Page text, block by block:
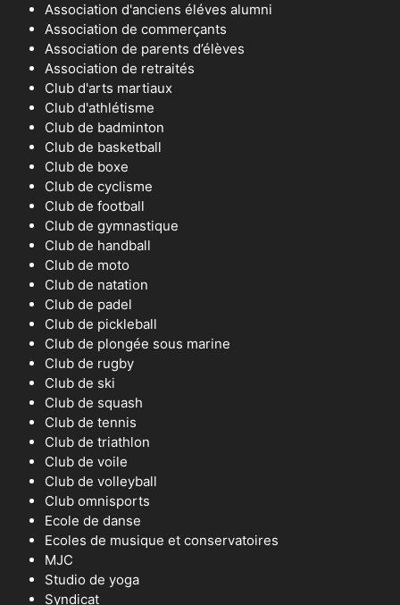
Association d'anciens éléves alumni
Association de commerçants
Association de parents d’élèves
Association de retraités
Club d'arts martiaux
Club d'athlétisme
Club de badminton
Club de basketball
Club de boxe
Club de cyclisme
Club de football
Club de gymnastique
Club de handball
Club de moto
Club de natation
Club de padel
Club de pickleball
Club de plongée sous marine
Club de rugby
Club de ski
Club de squash
Club de tennis
Club de triathlon
Club de voile
Club de volleyball
Club omnisports
Ecole de danse
Ecoles de musique et conservatoires
MJC
Studio de yoga
Syndicat